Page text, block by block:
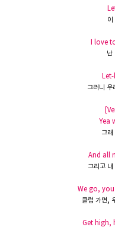
I love
난
그러니 우
Yea
그
And all
그리고 내
We go,
클럽 가면,
Get high,